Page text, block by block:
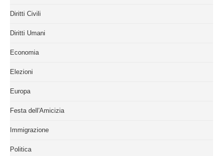
Diritti Civili
Diritti Umani
Economia
Elezioni
Europa
Festa dell'Amicizia
Immigrazione
Politica